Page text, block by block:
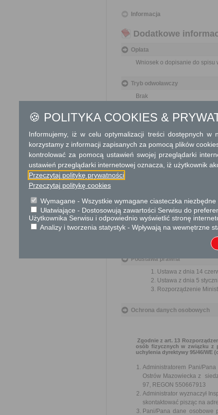
Informacja
Dodatkowe
Opłata
Wniosek o dopisanie do spisu
Tryb odwoławczy
Brak
Skargi i wnioski
pracowników, naruszenie
spraw.
Przedmiotem wniosku mogą
ochrony własności
lepszego zaspokajania
Organ właściwy dla
Podstawa prawna
Ustawa z dnia 14
Ustawa z dnia 5
Rozporządzenie
Ochrona danych osobowych
Zgodnie z art. 13
osób fizycznych w związku z
uchylenia dyrektywy 95/46/WE
Administratorem Pani/
Ostrów Mazowiecka z
97, REGON 550667913
Administrator wyznaczył
skontaktować pisząc na
Pani/Pana dane
🍪 POLITYKA COOKIES &
Informujemy, iż w celu optymalizacji treści dostępnych w
korzystamy z informacji zapisanych za pomocą plików
kontrolować za pomocą ustawień swojej przeglądarki
ustawień przeglądarki internetowej oznacza, iż użytkownik
Przeczytaj politykę prywatności
Przeczytaj politykę cookies
Wymagane - Wszystkie wymagane ciasteczka
Ułatwiające - Dostosowują zawartości Serwisu do
Użytkownika Serwisu i odpowiednio wyświetlić stronę
Analizy i tworzenia statystyk - Wpływają na wewnętrzne